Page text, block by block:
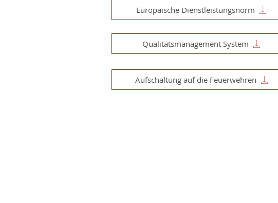
Europäische Dienstleistungsnorm
Qualitätsmanagement System
Aufschaltung auf die Feuerwehren